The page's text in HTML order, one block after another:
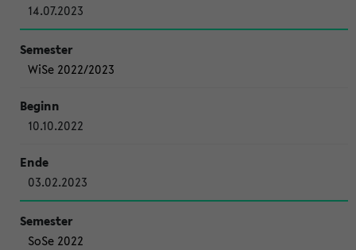
14.07.2023
WiSe 2022/2023
10.10.2022
03.02.2023
SoSe 2022